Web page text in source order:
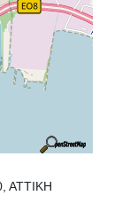
ΑΤΤΙΚΗ